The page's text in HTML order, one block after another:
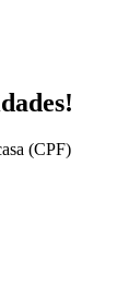
(CPF)